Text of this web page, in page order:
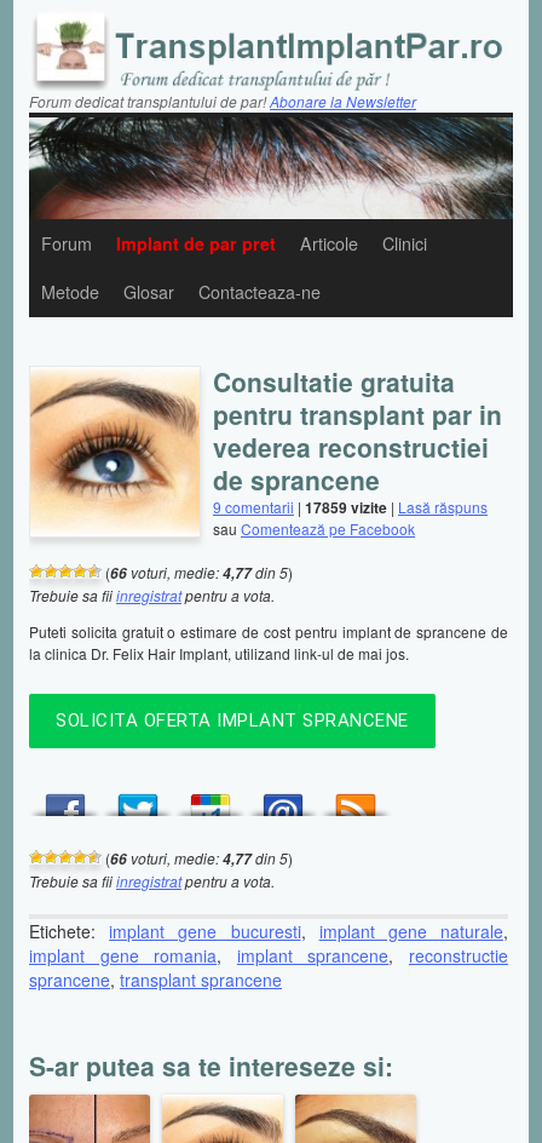
Forum dedicat transplantului de par!Abonare la Newsletter
Forum Implant de par pret Articole
Clinici
Metode
Glosar Contacteaza-ne
Consultatie gratuita
pentru transplant par in
vederea reconstructiei
de sprancene
9 comentarii | 17859 vizite | Lasă răspuns
sau Comentează pe Facebook
(66 voturi, medie:4,77din 5)
Trebuie sa fiiinregistratpentru a vota.
Puteti solicita gratuit o estimare de cost pentru implant de sprancene de
la clinica Dr. Felix Hair Implant, utilizand link-ul de mai jos.
SOLICITA OFERTA IMPLANT SPRANCENE
(66 voturi, medie:4,77din 5)
Trebuie sa fiiinregistratpentru a vota.
Etichete:implant gene bucuresti, implant gene naturale,
implant gene romania, implant sprancene, reconstructie
sprancene, transplant sprancene
S-ar putea sa te intereseze si: